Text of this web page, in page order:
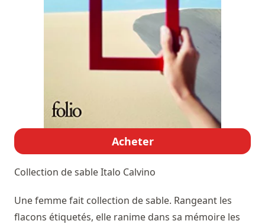
Acheter
Collection de sableItalo Calvino
Une femme fait collection de sable. Rangeant les
flacons étiquetés, elle ranime dans sa mémoire les